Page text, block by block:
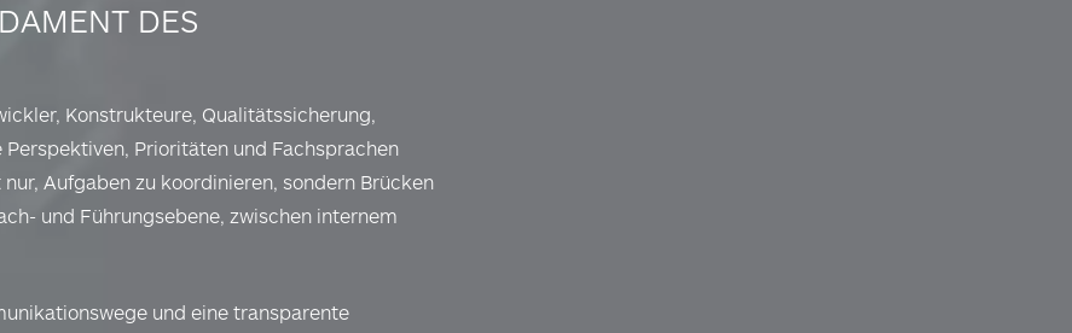
DES
Konstrukteure, Qualitätssicherung,
Prioritäten und Fachsprachen
Aufgaben zu koordinieren, sondern Brücken
und Führungsebene, zwischen internem
und eine transparente